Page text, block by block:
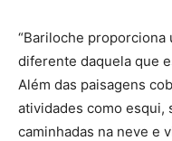
“Bariloche
diferente daquela que
Além das paisagens
atividades como esqui,
caminhadas na neve e